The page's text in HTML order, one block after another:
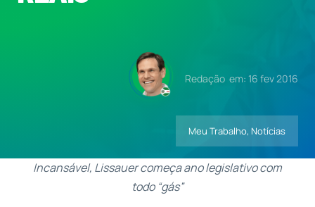
Redação em: 16 fev 2016
Meu Trabalho, Notícias
Incansável, Lissauer começa ano legislativo com
todo “gás”